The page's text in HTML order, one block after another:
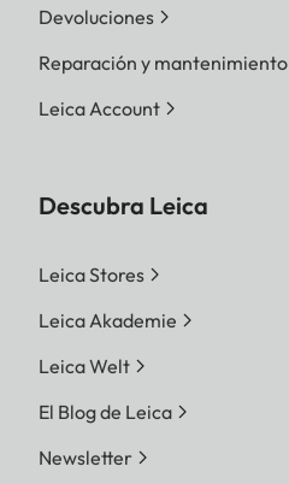
Devoluciones
Reparación y mantenimiento
Leica Account
Descubra Leica
Leica Stores
Leica Akademie
Leica Welt
El Blog de Leica
Newsletter